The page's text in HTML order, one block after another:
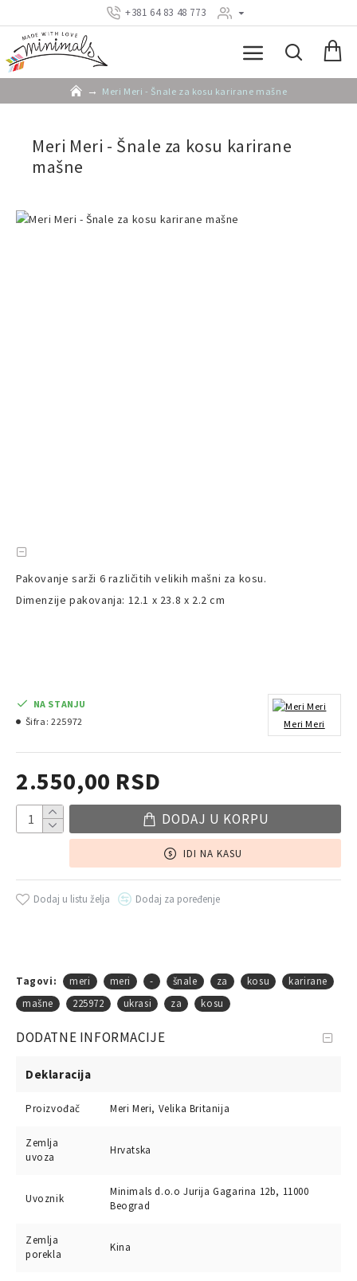
+381 64 83 48 773
Meri Meri - Šnale za kosu karirane mašne
Meri Meri - Šnale za kosu karirane
mašne
Pakovanje sarži 6 različitih velikih mašni za kosu.
Dimenzije pakovanja: 12.1 x 23.8 x 2.2 cm
2.550,00 RSD
NA STANJU
Šifra: 225972 Meri Meri
DODAJ U KORPU
IDI NA KASU
Dodaj u listu želja Dodaj za poređenje
Tagovi: meri meri - šnale za kosu
karirane
mašne
225972 ukrasi za kosu
DODATNE INFORMACIJE
Deklaracija
Proizvođač Meri Meri, Velika Britanija
Zemlja
uvoza
Hrvatska
Uvoznik
Minimals d.o.o Jurija Gagarina 12b, 11000
Beograd
Zemlja
porekla
Kina